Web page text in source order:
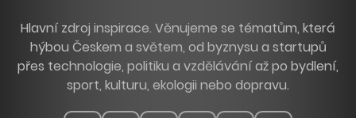
Hlavní zdroj inspirace. Věnujeme se tématům, která
hýbou Českem a světem, od byznysu a startupů
přes technologie, politiku a vzdělávání až po bydlení,
sport, kulturu, ekologii nebo dopravu.